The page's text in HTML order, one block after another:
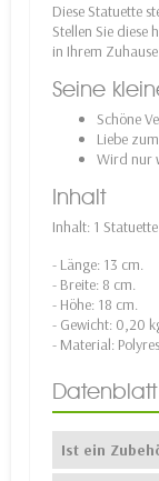
Diese Statuette
Stellen Sie diese
in Ihrem
Seine
Schöne
Liebe
Wird nur
Inhalt
Inhalt: 1 Statuette
- Länge: 13 cm.
- Breite: 8 cm.
- Höhe: 18 cm.
- Gewicht: 0,20
- Material:
Datenblatt
Ist ein